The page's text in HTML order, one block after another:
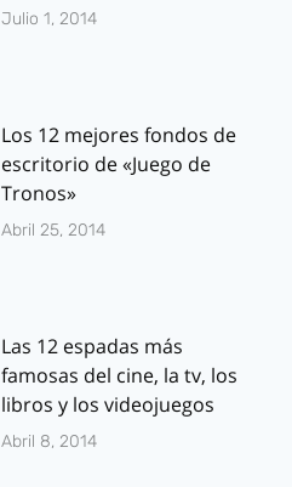
Julio 1, 2014
Los 12 mejores fondos de
escritorio de «Juego de
Tronos»
Abril 25, 2014
Las 12 espadas más
famosas del cine, la tv, los
libros y los videojuegos
Abril 8, 2014